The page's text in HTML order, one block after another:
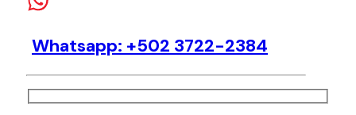
Whatsapp: +502 3722-2384